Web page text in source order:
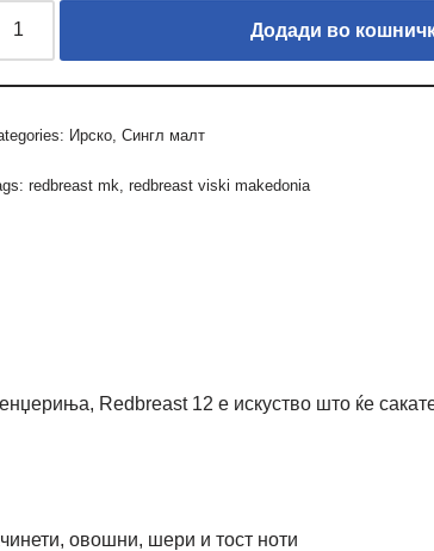
Додади во
Ирско, Сингл малт
redbreast mk redbreast viski makedonia
Redbreast 12 е искуство што ќе
овошни, шери и тост ноти